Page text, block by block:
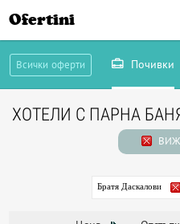
Ofertini
Всички оферти Почивки
ХОТЕЛИ С ПАРНА
Братя Даскалови